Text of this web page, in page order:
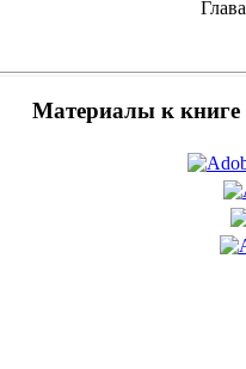
Материалы к